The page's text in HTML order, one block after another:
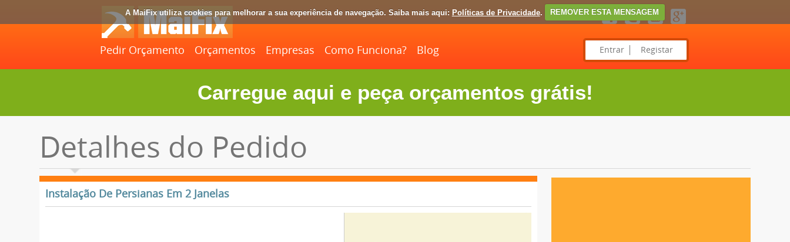
A MaiFix utiliza cookies para melhorar a sua experiência de navegação. Saiba mais aqui: Políticas de Privacidade. REMOVER ESTA MENSAGEM
Pedir Orçamento Orçamentos Empresas Como Funciona? Blog Entrar Registar
Carregue aqui e peça orçamentos grátis!
Detalhes do Pedido
Instalação De Persianas Em 2 Janelas